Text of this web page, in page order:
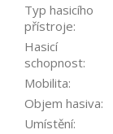
Typ hasicího
přístroje:
Hasicí
schopnost:
Mobilita:
Objem hasiva:
Umístění: